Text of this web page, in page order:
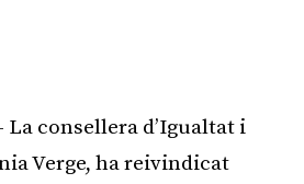
La consellera d’Igualtat i
Verge, ha reivindicat